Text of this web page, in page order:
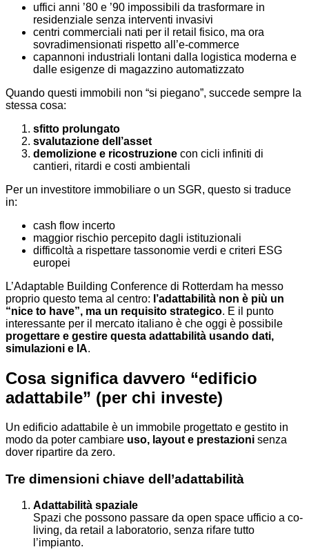
uffici anni ’80 e ’90 impossibili da trasformare in
residenziale senza interventi invasivi
centri commerciali nati per il retail fisico, ma ora
sovradimensionati rispetto all’e-commerce
capannoni industriali lontani dalla logistica moderna e
dalle esigenze di magazzino automatizzato
Quando questi immobili non “si piegano”, succede sempre la
stessa cosa:
sfitto prolungato
svalutazione dell’asset
demolizione e ricostruzione con cicli infiniti di
cantieri, ritardi e costi ambientali
Per un investitore immobiliare o un SGR, questo si traduce
in:
cash flow incerto
maggior rischio percepito dagli istituzionali
difficoltà a rispettare tassonomie verdi e criteri ESG
europei
L’Adaptable Building Conference di Rotterdam ha messo
proprio questo tema al centro: l’adattabilità non è più un
“nice to have”, ma un requisito strategico. E il punto
interessante per il mercato italiano è che oggi è possibile
progettare e gestire questa adattabilità usando dati,
simulazioni e IA.
Cosa significa davvero “edificio
adattabile” (per chi investe)
Un edificio adattabile è un immobile progettato e gestito in
modo da poter cambiare uso, layout e prestazioni senza
dover ripartire da zero.
Tre dimensioni chiave dell’adattabilità
Adattabilità spaziale
Spazi che possono passare da open space ufficio a co-
living, da retail a laboratorio, senza rifare tutto
l’impianto.